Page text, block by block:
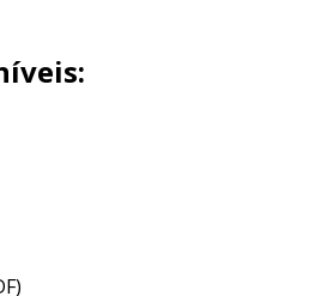
pode transformar
do puxador
com design exclusivo
para
de alta qualidade